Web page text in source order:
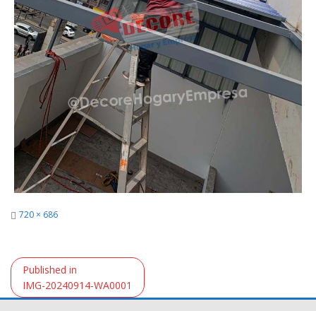
Full
720 × 686
Navegación
de
entradas
Published in
IMG-20240914-WA0001